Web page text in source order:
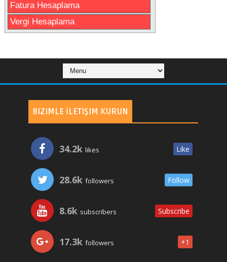
Fatura Hesaplama
Vergi Hesaplama
BIZIMLE İLETIŞIM KURUN
34.2k likes Like
28.6k followers Follow
8.6k subscribers Subscribe
17.3k followers +1